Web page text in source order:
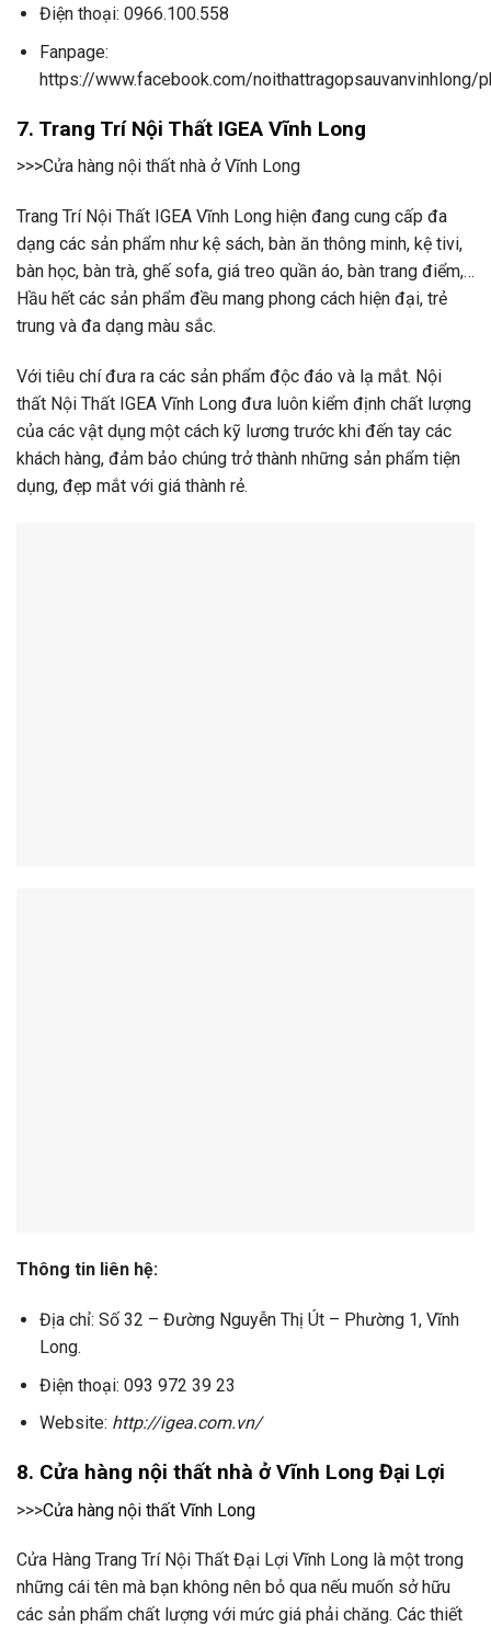
Điện thoại: 0966.100.558
Fanpage:
https://www.facebook.com/noithattragopsauvanvinhlong/
7. Trang Trí Nội Thất IGEA Vĩnh Long
>>>Cửa hàng nội thất nhà ở Vĩnh Long
Trang Trí Nội Thất IGEA Vĩnh Long hiện đang cung cấp đa
dạng các sản phẩm như kệ sách, bàn ăn thông minh, kệ tivi,
bàn học, bàn trà, ghế sofa, giá treo quần áo, bàn trang điểm,…
Hầu hết các sản phẩm đều mang phong cách hiện đại, trẻ
trung và đa dạng màu sắc.
Với tiêu chí đưa ra các sản phẩm độc đáo và lạ mắt. Nội
thất Nội Thất IGEA Vĩnh Long đưa luôn kiểm định chất lượng
của các vật dụng một cách kỹ lương trước khi đến tay các
khách hàng, đảm bảo chúng trở thành những sản phẩm tiện
dụng, đẹp mắt với giá thành rẻ.
Thông tin liên hệ:
Địa chỉ: Số 32 – Đường Nguyễn Thị Út – Phường 1, Vĩnh
Long.
Điện thoại: 093 972 39 23
Website: http://igea.com.vn/
8. Cửa hàng nội thất nhà ở Vĩnh Long Đại Lợi
>>>Cửa hàng nội thất Vĩnh Long
Cửa Hàng Trang Trí Nội Thất Đại Lợi Vĩnh Long là một trong
những cái tên mà bạn không nên bỏ qua nếu muốn sở hữu
các sản phẩm chất lượng với mức giá phải chăng. Các thiết